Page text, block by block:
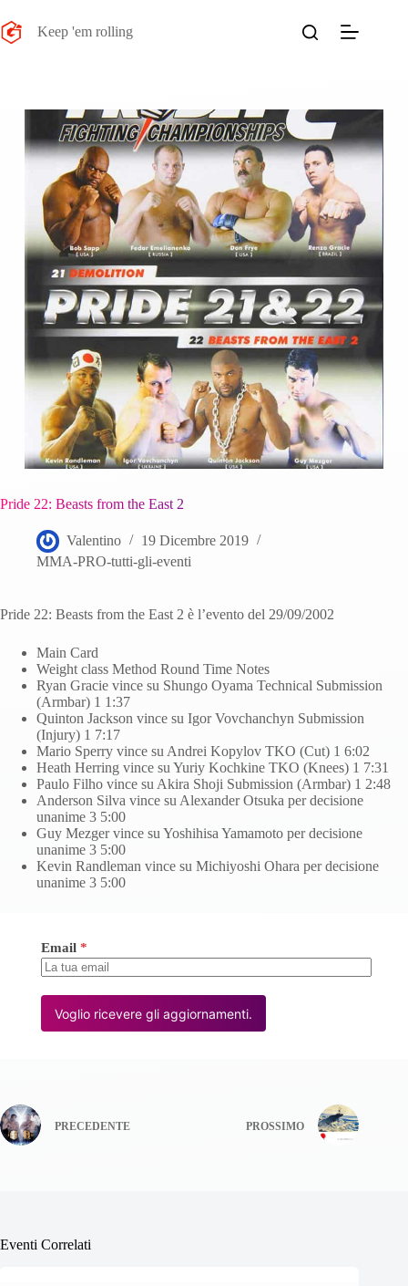
al
contenuto
Keep 'em rolling
Pride 22: Beasts from the East 2
Valentino
19 Dicembre 2019
MMA-PRO-tutti-gli-eventi
Pride 22: Beasts from the East 2 è l’evento del 29/09/2002
Main Card
Weight class Method Round Time Notes
Ryan Gracie vince su Shungo Oyama Technical Submission
(Armbar) 1 1:37
Quinton Jackson vince su Igor Vovchanchyn Submission
(Injury) 1 7:17
Mario Sperry vince su Andrei Kopylov TKO (Cut) 1 6:02
Heath Herring vince su Yuriy Kochkine TKO (Knees) 1 7:31
Paulo Filho vince su Akira Shoji Submission (Armbar) 1 2:48
Anderson Silva vince su Alexander Otsuka per decisione
unanime 3 5:00
Guy Mezger vince su Yoshihisa Yamamoto per decisione
unanime 3 5:00
Kevin Randleman vince su Michiyoshi Ohara per decisione
unanime 3 5:00
Email *
Voglio ricevere gli aggiornamenti.
PRECEDENTE PROSSIMO
Eventi Correlati